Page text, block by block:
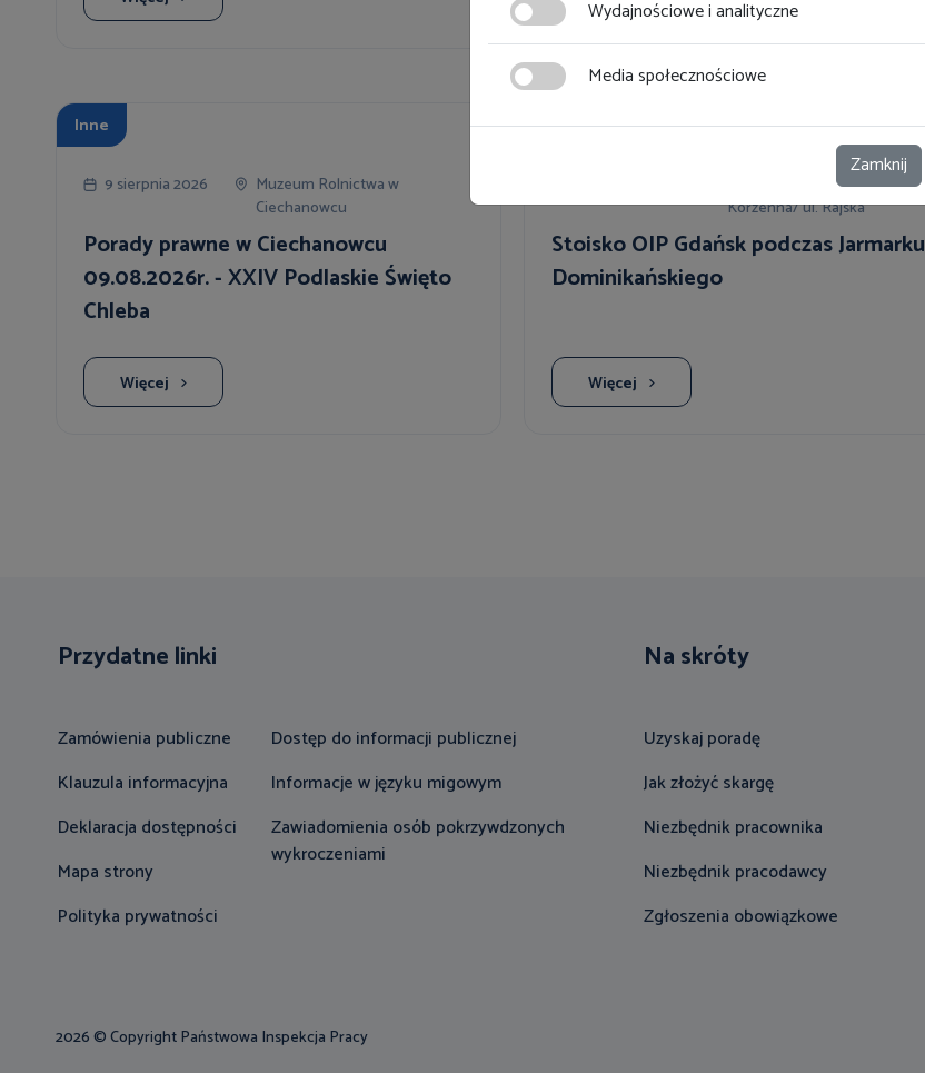
Inne
9 sierpnia 2026
Muzeum Rolnictwa w
Ciechanowcu
Porady prawne w Ciechanowcu
09.08.2026r. - XXIV Podlaskie Święto
Chleba
Więcej
Targi
Gdańsk, Skwer Heweliusza ul.
Korzenna/ ul. Rajska
Stoisko OIP Gdańsk podczas Jarmarku
Dominikańskiego
Więcej
Przydatne linki
Zamówienia publiczne
Klauzula informacyjna
Deklaracja dostępności
Mapa strony
Polityka prywatności
Dostęp do informacji publicznej
Informacje w języku migowym
Zawiadomienia osób pokrzywdzonych
wykroczeniami
Na skróty
Uzyskaj poradę
Jak złożyć skargę
Niezbędnik pracownika
Niezbędnik pracodawcy
Zgłoszenia obowiązkowe
Wydajnościowe i analityczne
Media społecznościowe
Zamknij
2026 © Copyright Państwowa Inspekcja Pracy